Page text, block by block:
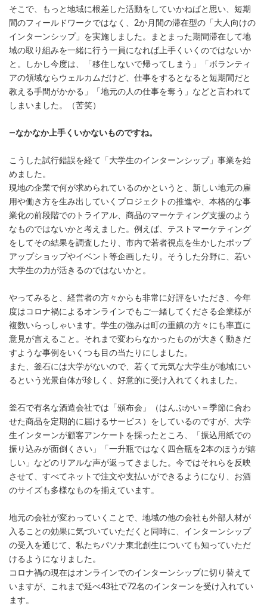
そこで、もっと地域に根差した活動をしていかねばと思い、短期
間のフィールドワークではなく、2か月間の滞在型の「大人向けの
インターンシップ」を実施しました。まとまった期間滞在して地
域の取り組みを一緒に行う一員になれば上手くいくのではないか
と。しかし今度は、「移住しないで帰ってしまう」「ボランティ
アの領域ならウェルカムだけど、仕事をするとなると短期間だと
教える手間がかかる」「地元の人の仕事を奪う」などと言われて
しまいました。（苦笑）
―なかなか上手くいかないものですね。
こうした試行錯誤を経て「大学生のインターンシップ」事業を始
めました。
現地の企業で何が求められているのかというと、新しい地元の雇
用や働き方を生み出していくプロジェクトの推進や、本格的な事
業化の前段階でのトライアル、商品のマーケティング支援のよう
なものではないかと考えました。例えば、テストマーケティング
をしてその結果を調査したり、市内で若者視点を生かしたポップ
アップショップやイベント等企画したり。そうした分野に、若い
大学生の力が活きるのではないかと。
やってみると、経営者の方々からも非常に好評をいただき、今年
度はコロナ禍によるオンラインでもご一緒してくださる企業様が
複数いらっしゃいます。学生の強みは町の重鎮の方々にも率直に
意見が言えること。それまで変わらなかったものが大きく動きだ
すような事例をいくつも目の当たりにしました。
また、釜石には大学がないので、若くて元気な大学生が地域にい
るという光景自体が珍しく、好意的に受け入れてくれました。
釜石で有名な酒造会社では「頒布会」（はんぷかい＝季節に合わ
せた商品を定期的に届けるサービス）をしているのですが、大学
生インターンが顧客アンケートを採ったところ、「振込用紙での
振り込みが面倒くさい」「一升瓶ではなく四合瓶を2本のほうが嬉
しい」などのリアルな声が返ってきました。今ではそれらを反映
させて、すべてネットで注文や支払いができるようになり、お酒
のサイズも多様なものを揃えています。
地元の会社が変わっていくことで、地域の他の会社も外部人材が
入ることの効果に気づいていただくと同時に、インターンシップ
の受入を通じて、私たちパソナ東北創生についても知っていただ
けるようになりました。
コロナ禍の現在はオンラインでのインターンシップに切り替えて
いますが、これまで延べ43社で72名のインターンを受け入れてい
ます。